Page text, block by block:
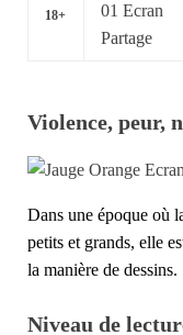
18+
Violence, peur,
Dans une époque où
petits et grands, elle
la manière de dessins.
Niveau de